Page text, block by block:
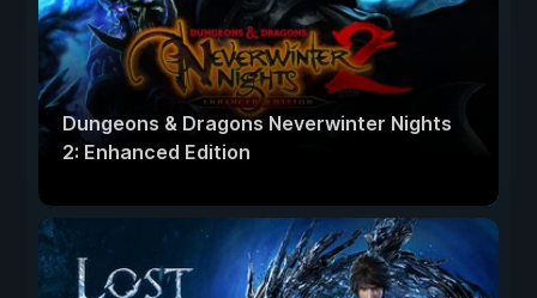
Dungeons & Dragons Neverwinter Nights
2: Enhanced Edition